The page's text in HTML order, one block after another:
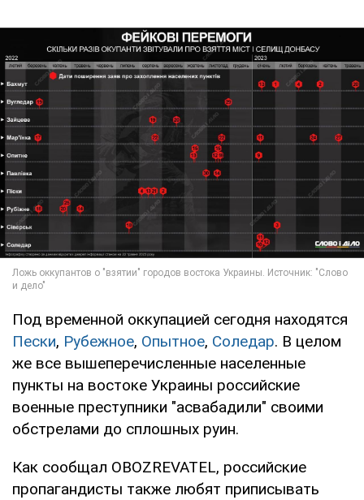
Под временной оккупацией сегодня находятся
Пески, Рубежное, Опытное, Соледар. В целом
же все вышеперечисленные населенные
пункты на востоке Украины российские
военные преступники "асвабадили" своими
обстрелами до сплошных руин.
Как сообщал OBOZREVATEL, российские
пропагандисты также любят приписывать